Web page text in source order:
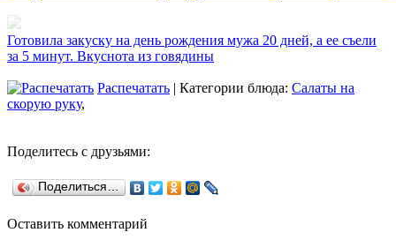
Готовила закуску на день рождения мужа 20 дней, а ее съели
за 5 минут. Вкуснота из говядины
Распечатать | Категории блюда: Салаты на
скорую руку,
Поделитесь с друзьями:
Поделиться…
Оставить комментарий